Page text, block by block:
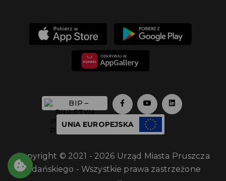
UNIA EUROPEJSKA
Copyright © 2021 - 2026 Urząd Miasta Pruszcza
Gdańskiego - Wszystkie prawa zastrzeżone